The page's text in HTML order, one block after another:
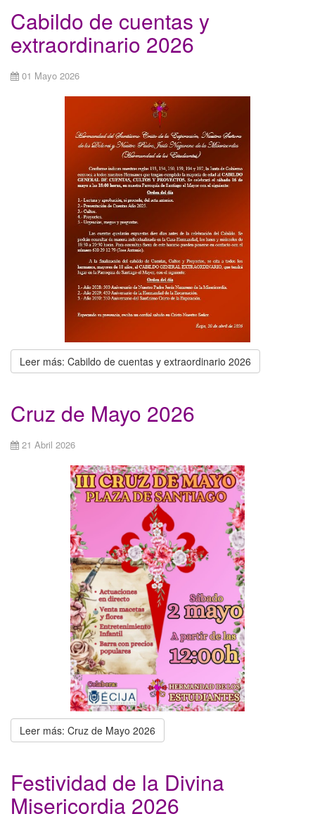
Cabildo de cuentas y
extraordinario 2026
01 Mayo 2026
Leer más: Cabildo de cuentas y extraordinario 2026
Cruz de Mayo 2026
21 Abril 2026
Leer más: Cruz de Mayo 2026
Festividad de la Divina
Misericordia 2026